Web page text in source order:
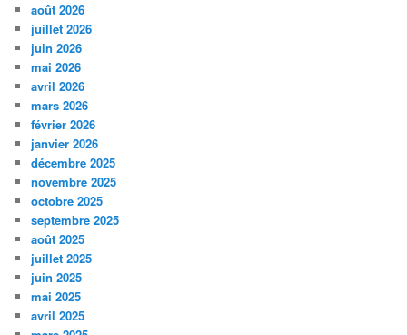
août 2026
juillet 2026
juin 2026
mai 2026
avril 2026
mars 2026
février 2026
janvier 2026
décembre 2025
novembre 2025
octobre 2025
septembre 2025
août 2025
juillet 2025
juin 2025
mai 2025
avril 2025